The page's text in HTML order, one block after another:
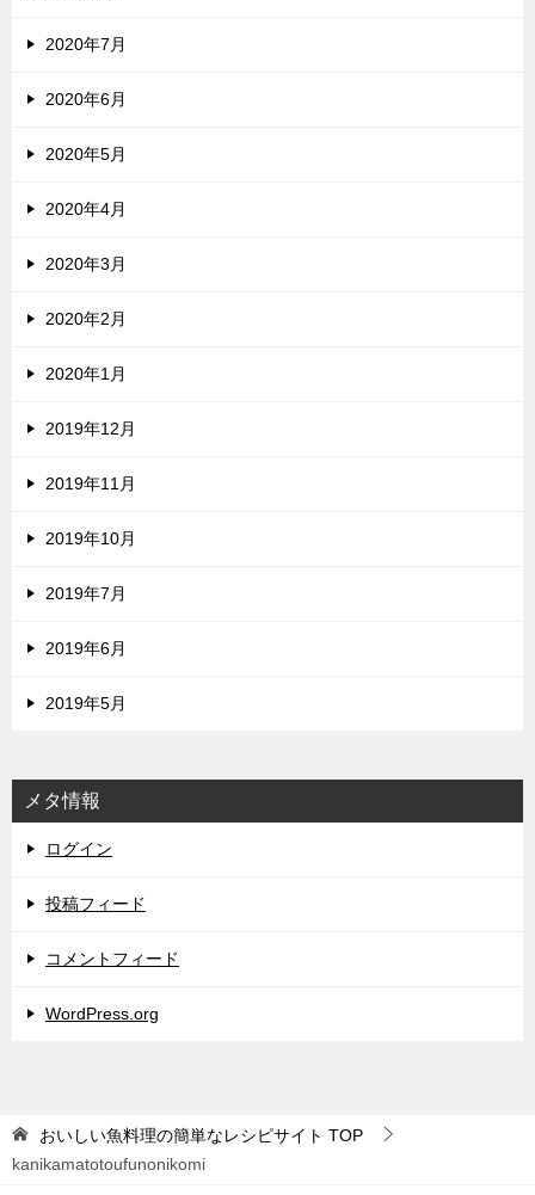
2020年7月
2020年6月
2020年5月
2020年4月
2020年3月
2020年2月
2020年1月
2019年12月
2019年11月
2019年10月
2019年7月
2019年6月
2019年5月
メタ情報
ログイン
投稿フィード
コメントフィード
WordPress.org
おいしい魚料理の簡単なレシピサイト TOP
kanikamatotoufunonikomi